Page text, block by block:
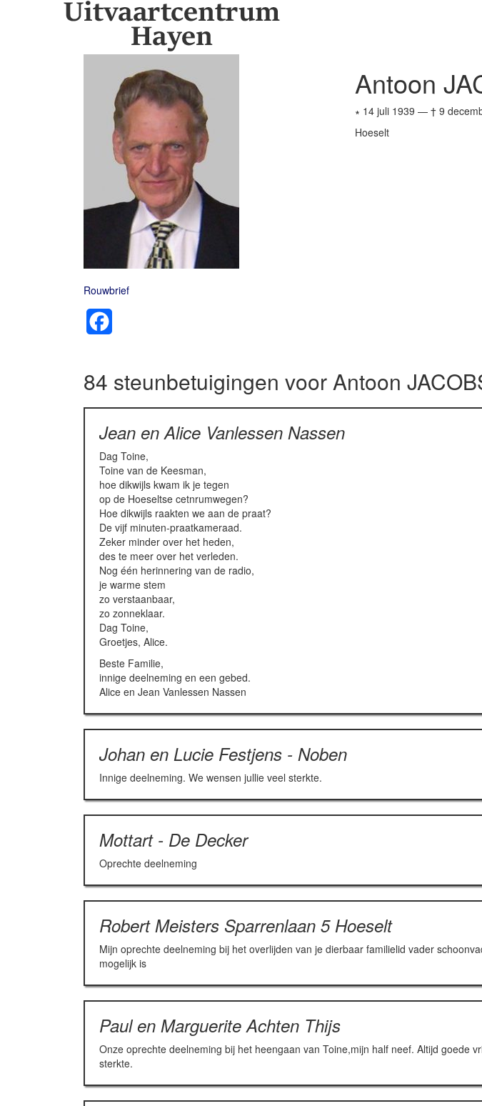
Antoon
∗ 14 juli 1939 — † 9
Hoeselt
Rouwbrief
84 steunbetuigingen voorAntoon
Jean en Alice Vanlessen Nassen
Dag Toine,
Toine van de Keesman,
hoe dikwijls kwam ik je tegen
op de Hoeseltse cetnrumwegen?
Hoe dikwijls raakten we aan de praat?
De vijf minuten-praatkameraad.
Zeker minder over het heden,
des te meer over het verleden.
Nog één herinnering van de radio,
je warme stem
zo verstaanbaar,
zo zonneklaar.
Dag Toine,
Groetjes, Alice.
Beste Familie,
innige deelneming en een gebed.
Alice en Jean Vanlessen Nassen
Johan en Lucie Festjens - Noben
Innige deelneming. We wensen jullie veel sterkte.
Mottart - De Decker
Oprechte deelneming
Robert Meisters Sparrenlaan 5 Hoeselt
Mijn oprechte deelneming bij het overlijden van je dierbaar familielid vader
mogelijk is
Paul en Marguerite Achten Thijs
Onze oprechte deelneming bij het heengaan van Toine,mijn half neef. Altijd goede
sterkte.